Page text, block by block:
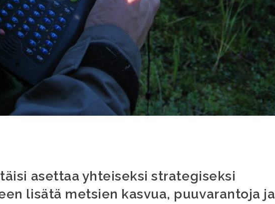
asettaa yhteiseksi strategiseksi
lisätä metsien kasvua, puuvarantoja ja